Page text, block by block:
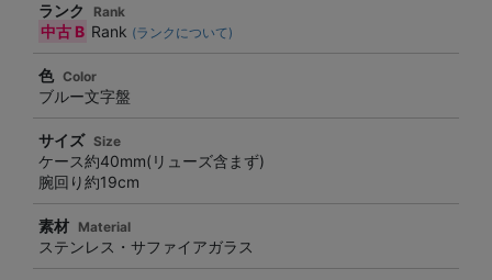
ランク Rank
中古 B Rank (ランクについて)
色 Color
ブルー文字盤
サイズ Size
ケース約40mm(リューズ含まず)
腕回り約19cm
素材 Material
ステンレス・サファイアガラス